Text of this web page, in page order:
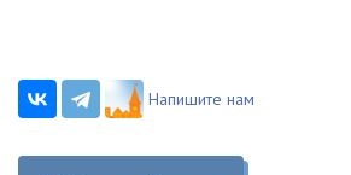
Напишите нам